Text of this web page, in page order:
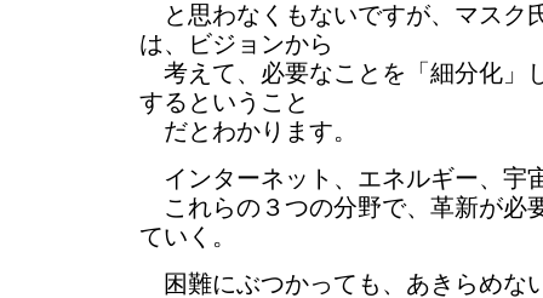
と思わなくもないですが、マスク
は、ビジョンから
考えて、必要なことを「細分化」
するということ
だとわかります。
インターネット、エネルギー、宇
これらの３つの分野で、革新が必
ていく。
困難にぶつかっても、あきらめな